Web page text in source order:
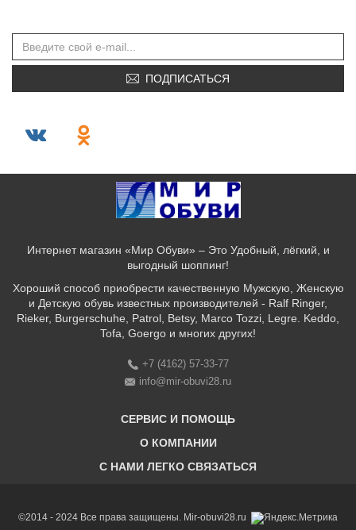
ПОДПИСАТЬСЯ
Интернет магазин «Мир Обуви» – Это Удобный, лёгкий, и
выгодный шоппинг!
Хороший способ приобрести качественную Мужскую, Женскую
и Детскую обувь известных производителей - Ralf Ringer,
Rieker, Burgerschuhe, Patrol, Betsy, Marco Tozzi, Legre. Keddo,
Tofa, Goergo и многих других!
+7 (4162) 57-33-77
info@mir-obuvi28.ru
СЕРВИС И ПОМОЩЬ
Бонусная программа
О КОМПАНИИ
Бренды
C НАМИ ЛЕГКО СВЯЗАТЬСЯ
©2014 - 2024 Все права защищены. Mir-obuvi28.ru